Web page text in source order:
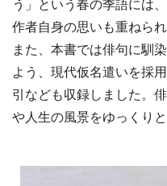
う」という春の季語には
作者自身の思いも重ねられ
また、本書では俳句に馴
よう、現代仮名遣いを採
引なども収録しました。
や人生の風景をゆっくり